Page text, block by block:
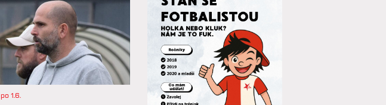
po 1.6.